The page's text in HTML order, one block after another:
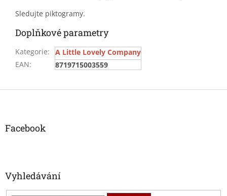
Sledujte piktogramy.
Doplňkové parametry
Kategorie:
A Little Lovely Company
EAN: 8719715003559
Z
Facebook
Vyhledávání